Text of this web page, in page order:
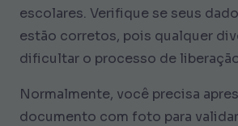
escolares. Verifique se seus
estão corretos, pois qualquer
dificultar o processo de
Normalmente, você precisa
documento com foto para